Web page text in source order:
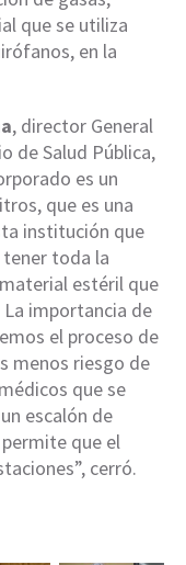
que se utiliza
en la
, director General
de Salud Pública,
es un
que es una
institución que
tener toda la
estéril que
importancia de
el proceso de
menos riesgo de
que se
escalón de
que el
cerró.